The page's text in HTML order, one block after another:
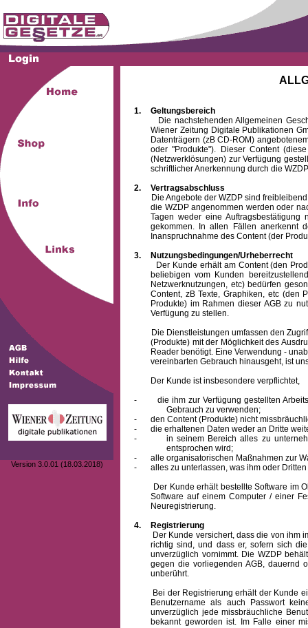
Version 3.0.01 (18.03.2018)
1.
Geltungsbereich
Die nachstehenden Allgemeinen
Wiener Zeitung Digitale Publikationen
Datenträgern (zB CD-ROM)
oder "Produkte"). Dieser Content
(Netzwerklösungen) zur Verfügung
schriftlicher Anerkennung durch die
2.
Vertragsabschluss
Die Angebote der WZDP sind freibleibend.
die WZDP angenommen werden oder
Tagen weder eine
gekommen. In allen Fällen anerkennt
Inanspruchnahme des Content (der
3.
Nutzungsbedingungen/Urheberrecht
Der Kunde erhält am Content (den
beliebigen vom Kunden
Netzwerknutzungen, etc) bedürfen
Content, zB Texte, Graphiken, etc (den
Produkte) im Rahmen dieser AGB zu
Verfügung zu stellen.
Die Dienstleistungen umfassen den Zugriff
(Produkte) mit der Möglichkeit des
Reader benötigt. Eine Verwendung -
vereinbarten Gebrauch hinausgeht, ist
Der Kunde ist insbesondere verpflichtet,
-
die ihm zur Verfügung gestellten
Gebrauch zu verwenden;
-
den Content (Produkte) nicht
-
die erhaltenen Daten weder an Dritte
-
in seinem Bereich alles zu
entsprochen wird;
-
alle organisatorischen Maßnahmen zur
-
alles zu unterlassen, was ihm oder
Der Kunde erhält bestellte Software im
Software auf einem Computer / einer
Neuregistrierung.
4.
Registrierung
Der Kunde versichert, dass die von ihm
richtig sind, und dass er, sofern sich
unverzüglich vornimmt. Die WZDP
gegen die vorliegenden AGB, dauernd
unberührt.
Bei der Registrierung erhält der Kunde
Benutzernameals auch Passwort
unverzüglich jede missbräuchliche
bekannt geworden ist. Im Falle einer